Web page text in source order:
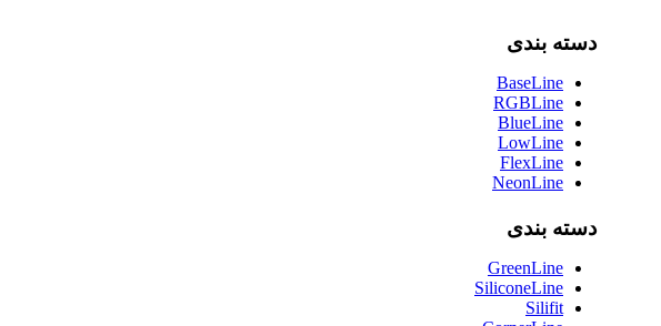
دسته بندی
BaseLine
RGBLine
BlueLine
LowLine
FlexLine
NeonLine
دسته بندی
GreenLine
SiliconeLine
Silifit